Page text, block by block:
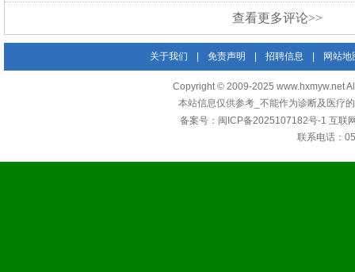
查看更多评论>>
关于我们 免责声明 招聘信息 网站地
Copyright © 2009-2025 www.hxmyw.net
本站信息仅供参考_不能作为诊断及医疗
备案号： 闽ICP备2025107182号-1 互联
联系电话：